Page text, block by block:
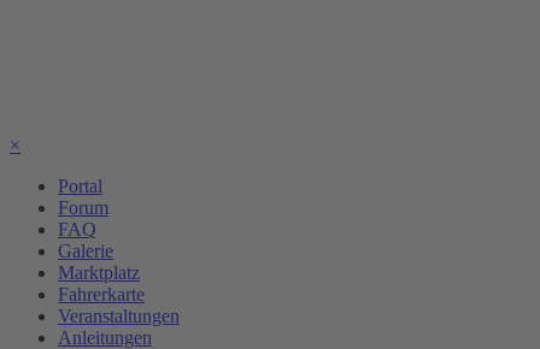
×
Portal
Forum
FAQ
Galerie
Marktplatz
Fahrerkarte
Veranstaltungen
Anleitungen